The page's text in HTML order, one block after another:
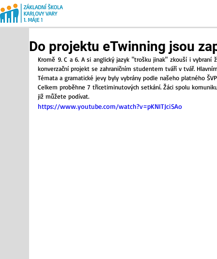
Do projektu eTwinning jsou
Kromě 9. C a 6. A si anglický jazyk "trošku jinak" zkouší i
konverzační projekt se zahraničním studentem tváří v tvář.
Témata a gramatické jevy byly vybrány podle našeho platného
Celkem proběhne 7 třicetiminutových setkání. Žáci spolu
již můžete podívat.
https://www.youtube.com/watch?v=pKNITJciSAo